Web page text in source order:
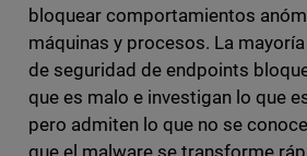
bloquear comportamientos
máquinas y procesos. La
de seguridad de endpoints
que es malo e investigan lo que
pero admiten lo que no se
que el malware se transforme